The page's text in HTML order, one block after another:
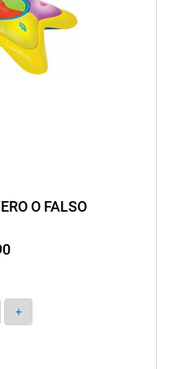
O FALSO